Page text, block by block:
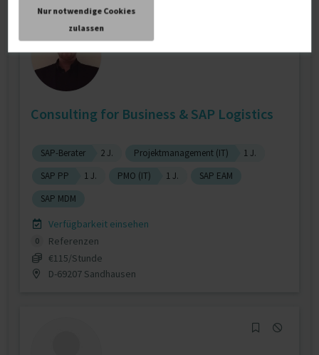
Nur notwendige Cookies
zulassen
Consulting for Business & SAP Logistics
SAP-Berater 2 J. Projektmanagement (IT)
1 J.
SAP PP
1 J. PMO (IT) 1 J.
SAP EAM
SAP MDM
Verfügbarkeit einsehen
0
Referenzen
€115/Stunde
D-69207 Sandhausen